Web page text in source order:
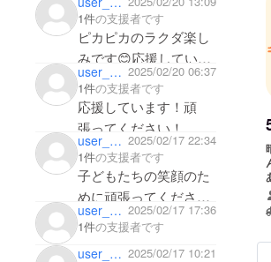
1件の支援者です
ピカピカのラクダ楽し
みです😊応援していま
す！頑張ってくださ
い！
user_279718cf1114 2025/02/20 06:37
1件の支援者です
応援しています！頑
張ってください！
user_ea04ac85d3e4 2025/02/17 22:34
1件の支援者です
子どもたちの笑顔のた
めに頑張ってくださ
い！！user_b1dfe6ff14e4 2025/02/17 17:36
1件の支援者です
user_0425109f3fc4 2025/02/17 10:21